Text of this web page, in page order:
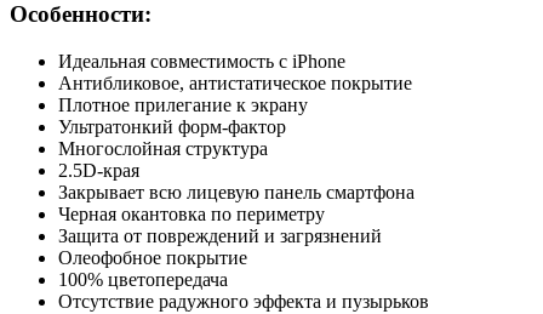
Особенности:
Идеальная совместимость с iPhone
Антибликовое, антистатическое покрытие
Плотное прилегание к экрану
Ультратонкий форм-фактор
Многослойная структура
2.5D-края
Закрывает всю лицевую панель смартфона
Черная окантовка по периметру
Защита от повреждений и загрязнений
Олеофобное покрытие
100% цветопередача
Отсутствие радужного эффекта и пузырьков